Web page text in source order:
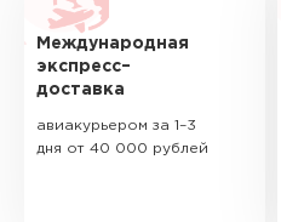
Международная
экспресс–
доставка
авиакурьером за 1–3
дня от 40 000 рублей